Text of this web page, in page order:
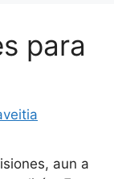
para
aun a